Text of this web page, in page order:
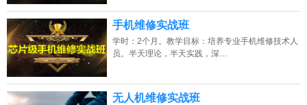
手机维修实战班
学时：2个月。教学目标：培养专业手机维修技术人
员。半天理论，半天实践，深…
无人机维修实战班